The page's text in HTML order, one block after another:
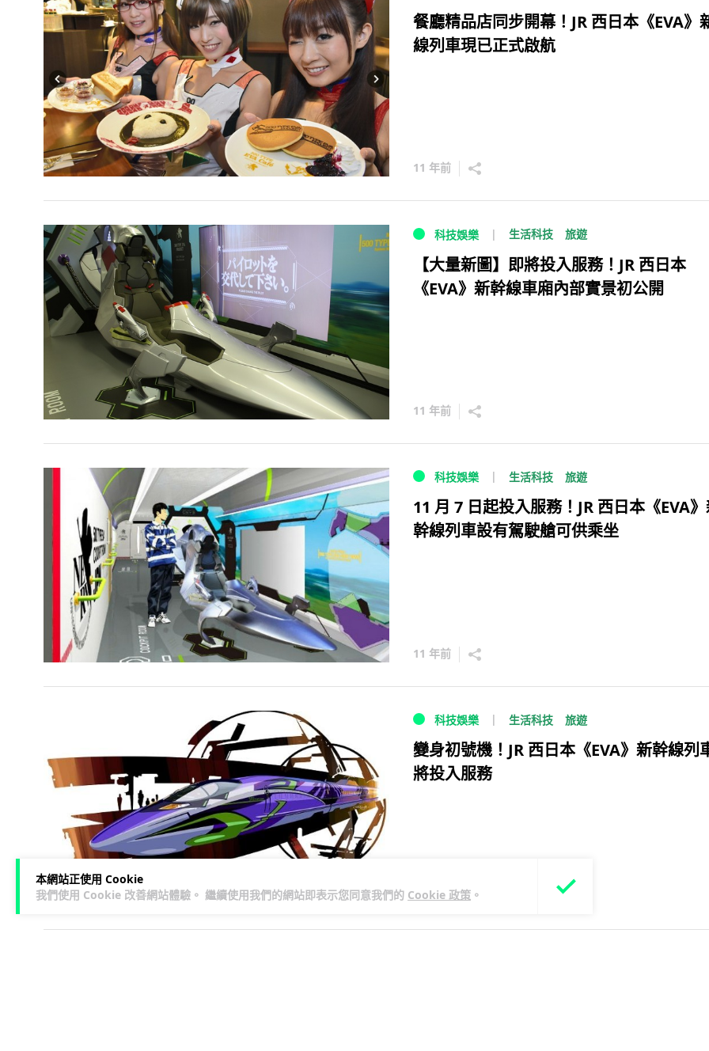
本網站正使用 Cookie
我們使用 Cookie 改善網站體驗。 繼續使用我們的網站即表示您同意我們的 Cookie 政策 。
餐廳精品店同步開幕！JR 西日本《EVA》
線列車現已正式啟航
11 年前
科技娛樂 生活科技 旅遊
【大量新圖】即將投入服務！JR 西日本
《EVA》新幹線車廂內部實景初公開
11 年前
科技娛樂 生活科技 旅遊
11 月 7 日起投入服務！JR 西日本《EVA
幹線列車設有駕駛艙可供乘坐
11 年前
科技娛樂 生活科技 旅遊
變身初號機！JR 西日本《EVA》新幹線列
將投入服務
11 年前